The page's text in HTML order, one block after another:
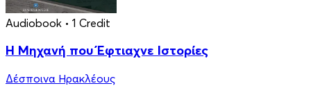
Audiobook • 1 Credit
Η Μηχανή που Έφτιαχνε Ιστορίες
Δέσποινα Ηρακλέους